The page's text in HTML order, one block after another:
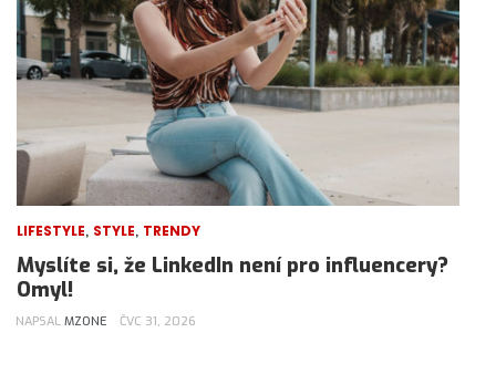
LIFESTYLE, STYLE, TRENDY
Myslíte si, že LinkedIn není pro influencery?
Omyl!
NAPSAL MZONE ČVC 31, 2026